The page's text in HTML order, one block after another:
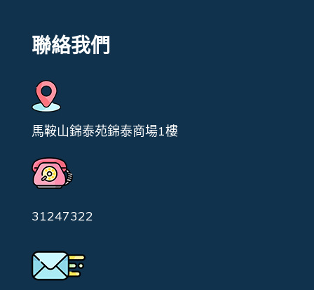
聯絡我們
馬鞍山錦泰苑錦泰商場1樓
31247322